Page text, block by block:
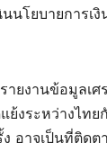
นโยบายการเงิ
ายงานข้อมูลเ
ย้งระหว่างไท
อาจเป็นที่ติดต